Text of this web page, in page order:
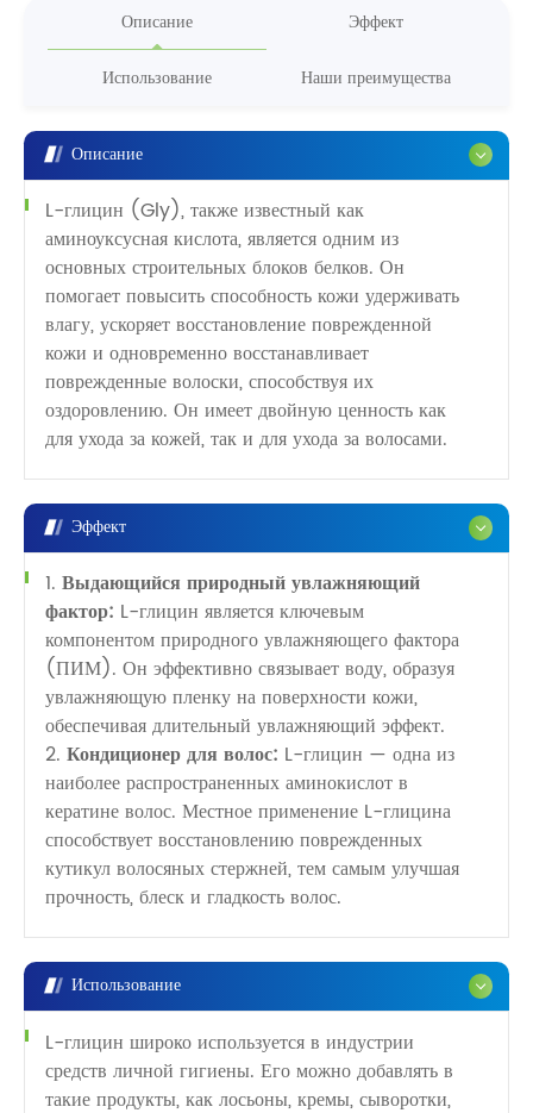
Описание Эффект
Использование Наши преимущества
Описание
L-глицин (Gly), также известный как
аминоуксусная кислота, является одним из
основных строительных блоков белков. Он
помогает повысить способность кожи удерживать
влагу, ускоряет восстановление поврежденной
кожи и одновременно восстанавливает
поврежденные волоски, способствуя их
оздоровлению. Он имеет двойную ценность как
для ухода за кожей, так и для ухода за волосами.
Эффект
1. Выдающийся природный увлажняющий
фактор: L-глицин является ключевым
компонентом природного увлажняющего фактора
(ПИМ). Он эффективно связывает воду, образуя
увлажняющую пленку на поверхности кожи,
обеспечивая длительный увлажняющий эффект.
2. Кондиционер для волос: L-глицин — одна из
наиболее распространенных аминокислот в
кератине волос. Местное применение L-глицина
способствует восстановлению поврежденных
кутикул волосяных стержней, тем самым улучшая
прочность, блеск и гладкость волос.
Использование
L-глицин широко используется в индустрии
средств личной гигиены. Его можно добавлять в
такие продукты, как лосьоны, кремы, сыворотки,